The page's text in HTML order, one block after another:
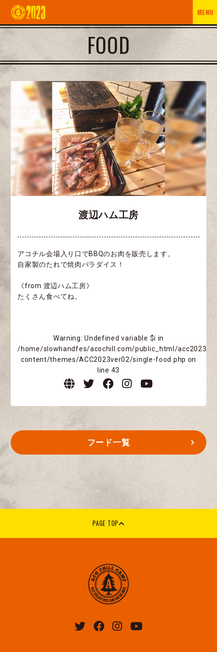
MENU
FOOD
渡辺ハム工房
アコチル会場入り口でBBQのお肉を販売します。
自家製のたれで焼肉パラダイス！
《from 渡辺ハム工房》
たくさん食べてね。
Warning: Undefined variable $i in
/home/slowhandfes/acochill.com/public_html/acc2023/
content/themes/ACC2023ver02/single-food.php on
line 43
フード一覧
PAGE TOP